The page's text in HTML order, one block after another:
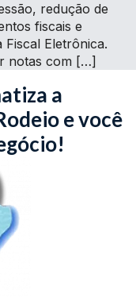
redução de
fiscais e
Eletrônica.
notas com […]
a
e você